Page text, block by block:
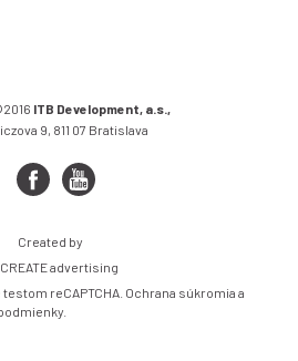
ITB Development, a.s.,
9, 811 07 Bratislava
Created by
advertising
reCAPTCHA. Ochrana súkromia a